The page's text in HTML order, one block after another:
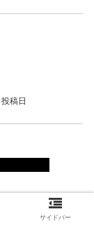
投稿日
サイドバー